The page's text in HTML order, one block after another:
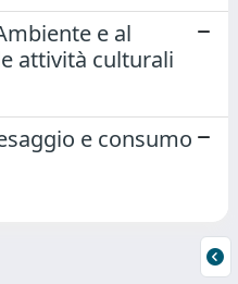
e al
attività culturali
e consumo